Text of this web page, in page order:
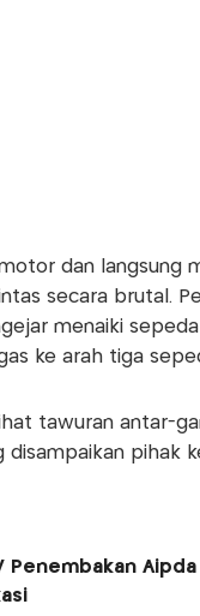
dan
secara brutal.
menaiki
ke arah tiga
tawuran antar-
disampaikan pihak
Penembakan